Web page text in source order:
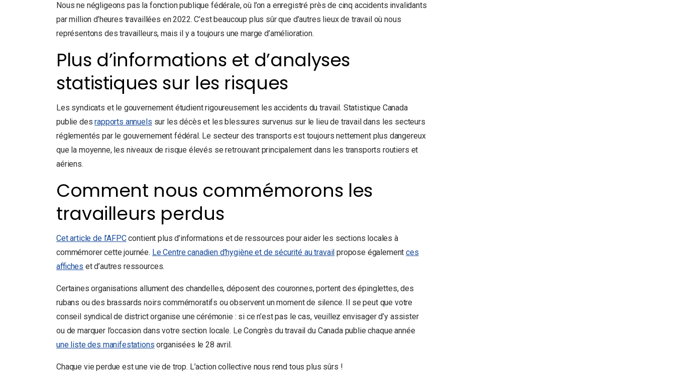
Nous ne négligeons pas la fonction publique fédérale, où l’on a enregistré près de cinq accidents invalidants
par million d’heures travaillées en 2022. C’est beaucoup plus sûr que d’autres lieux de travail où nous
représentons des travailleurs, mais il y a toujours une marge d’amélioration.
Plus d’informations et d’analyses
statistiques sur les risques
Les syndicats et le gouvernement étudient rigoureusement les accidents du travail. Statistique Canada
publie desrapports annuels sur les décès et les blessures survenus sur le lieu de travail dans les secteurs
réglementés par le gouvernement fédéral. Le secteur des transports est toujours nettement plus dangereux
que la moyenne, les niveaux de risque élevés se retrouvant principalement dans les transports routiers et
aériens.
Comment nous commémorons les
travailleurs perdus
Cet article de l’AFPCcontient plus d’informations et de ressources pour aider les sections locales à
commémorer cette journée. Le Centre canadien d’hygiène et de sécurité au travail propose égalementces
affiches et d’autres ressources.
Certaines organisations allument des chandelles, déposent des couronnes, portent des épinglettes, des
rubans ou des brassards noirs commémoratifs ou observent un moment de silence. Il se peut que votre
conseil syndical de district organise une cérémonie : si ce n’est pas le cas, veuillez envisager d’y assister
ou de marquer l’occasion dans votre section locale. Le Congrès du travail du Canada publie chaque année
une liste des manifestations organisées le 28 avril.
Chaque vie perdue est une vie de trop. L’action collective nous rend tous plus sûrs !